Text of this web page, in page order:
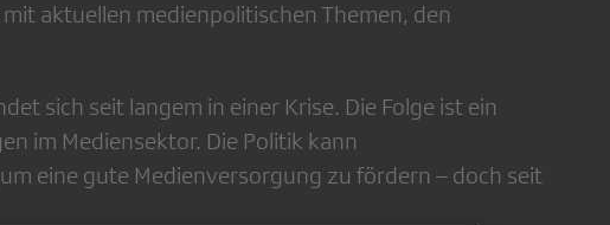
aktuellen medienpolitischen Themen, den
sich seit langem in einer Krise. Die Folge ist ein
im Mediensektor. Die Politik kann
eine gute Medienversorgung zu fördern – doch seit